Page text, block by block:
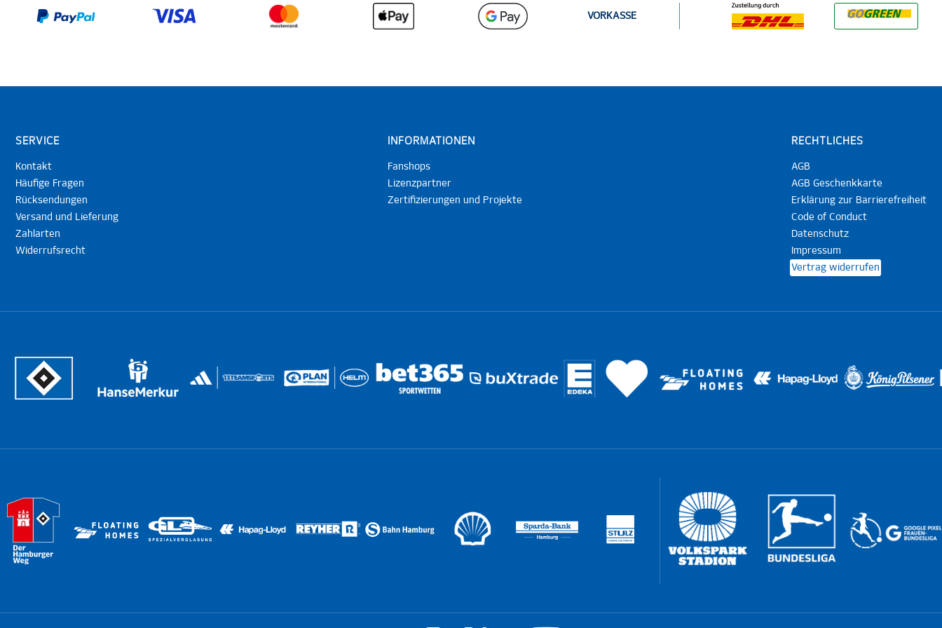
VORKASSE
SERVICE
Kontakt
Häufige Fragen
Rücksendungen
Versand und Lieferung
Zahlarten
Widerrufsrecht
INFORMATIONEN
Fanshops
Lizenzpartner
Zertifizierungen und Projekte
RECHTLICHES
AGB
AGB Geschenkkarte
Erklärung zur Barrierefreiheit
Code of Conduct
Datenschutz
Impressum
Vertrag widerrufen